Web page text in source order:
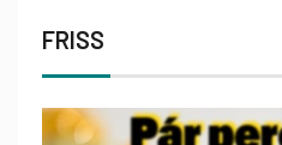
FRISS